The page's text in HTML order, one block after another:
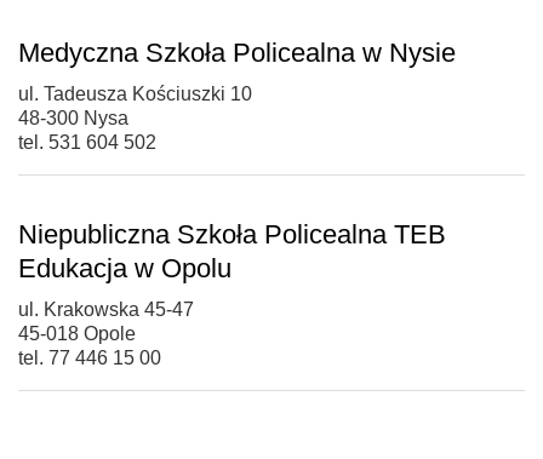
Medyczna Szkoła Policealna w Nysie
ul. Tadeusza Kościuszki 10
48-300 Nysa
tel. 531 604 502
Niepubliczna Szkoła Policealna TEB
Edukacja w Opolu
ul. Krakowska 45-47
45-018 Opole
tel. 77 446 15 00